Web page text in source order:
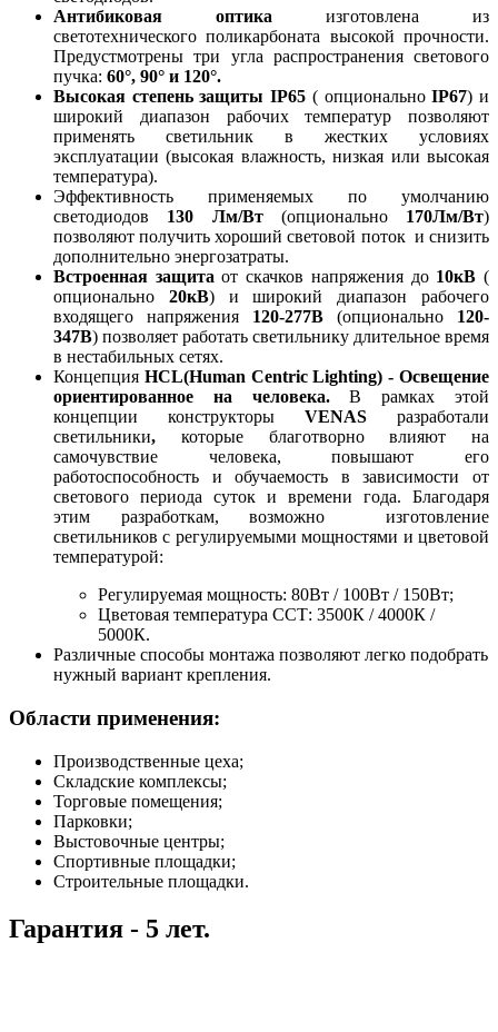
Антибиковая оптика изготовлена из
светотехнического поликарбоната высокой прочности.
Предустмотрены три угла распространения светового
пучка: 60°, 90° и 120°.
Высокая степень защиты IP65 ( опциональноIP67) и
широкий диапазон рабочих температур позволяют
применять светильник в жестких условиях
эксплуатации (высокая влажность, низкая или высокая
температура).
Эффективность применяемых по умолчанию
светодиодов 130 Лм/Вт(опционально 170Лм/Вт)
позволяют получить хороший световой поток и снизить
дополнительно энергозатраты.
Встроенная защита от скачков напряжения до10кВ (
опционально 20кВ) и широкий диапазон рабочего
входящего напряжения 120-277В (опционально 120-
347В) позволяет работать светильнику длительное время
в нестабильных сетях.
Концепция HCL(Human Centric Lighting) - Освещение
ориентированное на человека.В рамках этой
концепции конструкторы VENAS разработали
светильники, которые благотворно влияют на
самочувствие человека,
повышают его
работоспособность и обучаемость в зависимости от
светового периода суток и времени года. Благодаря
этим разработкам, возможно изготовление
светильников с регулируемыми мощностями и цветовой
температурой:
Регулируемая мощность: 80Вт / 100Вт / 150Вт;
Цветовая температура ССТ: 3500К / 4000К /
5000К.
Различные способы монтажа позволяют легко подобрать
нужный вариант крепления.
Области применения:
Производственные цеха;
Складские комплексы;
Торговые помещения;
Парковки;
Выстовочные центры;
Спортивные площадки;
Строительные площадки.
Гарантия - 5 лет.